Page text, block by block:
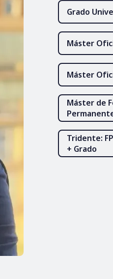
Grado
Máster
Máster
Máster de
Tridente:
+ Grado